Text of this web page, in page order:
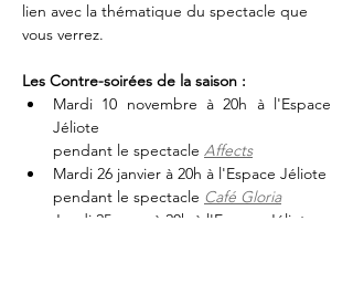
lien avec la thématique du spectacle que
vous verrez.
Les Contre-soirées de la saison :
Mardi 10 novembre à 20h à l'Espace
Jéliote
pendant le spectacle Affects
Mardi 26 janvier à 20h à l'Espace Jéliote
pendant le spectacle Café Gloria
Jeudi 25 mars à 20h à l'Espace Jéliote